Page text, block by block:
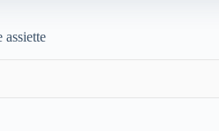
assiette